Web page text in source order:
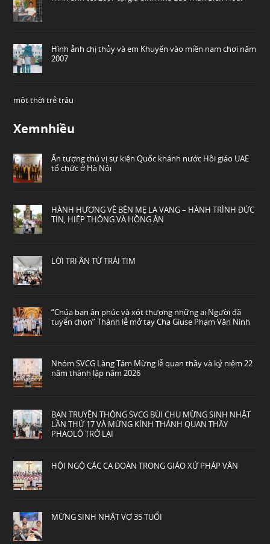
Hình ảnh chị thủy và em Khuyến vào miền nam chơi năm
2007
một thời trẻ trâu
Xemnhiều
Ấn tượng thú vị sự kiện Quốc khánh nước Hồi giáo UAE
tổ chức ở Hà Nội
HÀNH HƯƠNG VỀ BÊN MẸ LA VANG – HÀNH TRÌNH ĐỨC
TIN, HIỆP THÔNG VÀ HỒNG ÂN
LỜI TRI ÂN TỪ TRÁI TIM
“Chúa ban ân phúc và xót thương những ai Người đã
tuyển chọn” Thánh lễ mở tay Cha Giuse Phạm Văn Ninh
Nhóm SVCG Làng Tám Mừng lễ quan thầy và kỷ niệm 22
năm thành lập năm 2026
BAN TRUYỀN THÔNG SVCG BÙI CHU MỪNG SINH NHẬT
LẦN THỨ 17 VÀ MỪNG KÍNH THÁNH QUAN THẦY
PHAOLÔ TRỞ LẠI
HỘI NGỘ CÁC CA ĐOÀN TRONG GIÁO XỨ PHÁP VÂN
MỪNG SINH NHẬT VỢ 35 TUỔI